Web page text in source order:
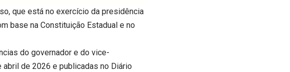
que está no exercício da presidência
base na Constituição Estadual e no
do governador e do vice-
de 2026 e publicadas no Diário